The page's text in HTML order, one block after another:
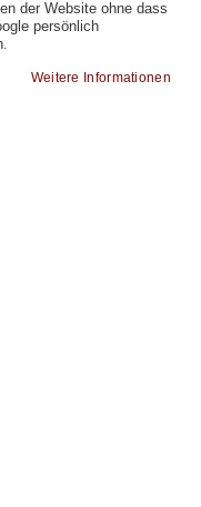
der Website ohne dass
persönlich
Weitere Informationen